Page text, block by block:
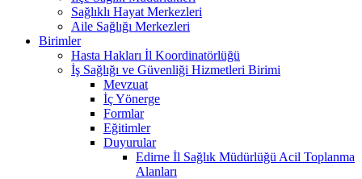
Sağlıklı Hayat Merkezleri
Aile Sağlığı Merkezleri
Birimler
Hasta Hakları İl Koordinatörlüğü
İş Sağlığı ve Güvenliği Hizmetleri Birimi
Mevzuat
İç Yönerge
Formlar
Eğitimler
Duyurular
Edirne İl Sağlık Müdürlüğü Acil Toplanma
Alanları